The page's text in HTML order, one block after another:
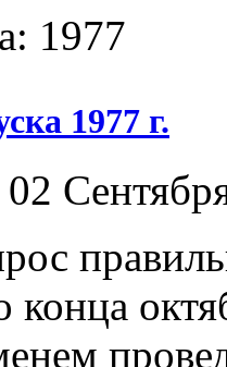
1977
1977 г.
02